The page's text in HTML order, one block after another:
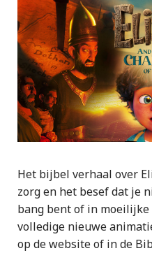
Het bijbel verhaal over
zorg en het besef dat je
bang bent of in
volledige nieuwe
op de website of in de